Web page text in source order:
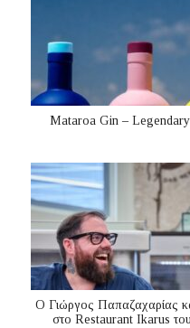
Mataroa Gin –
Ο Γιώργος Παπαζαχαρίας
στο Restaurant Ikarus